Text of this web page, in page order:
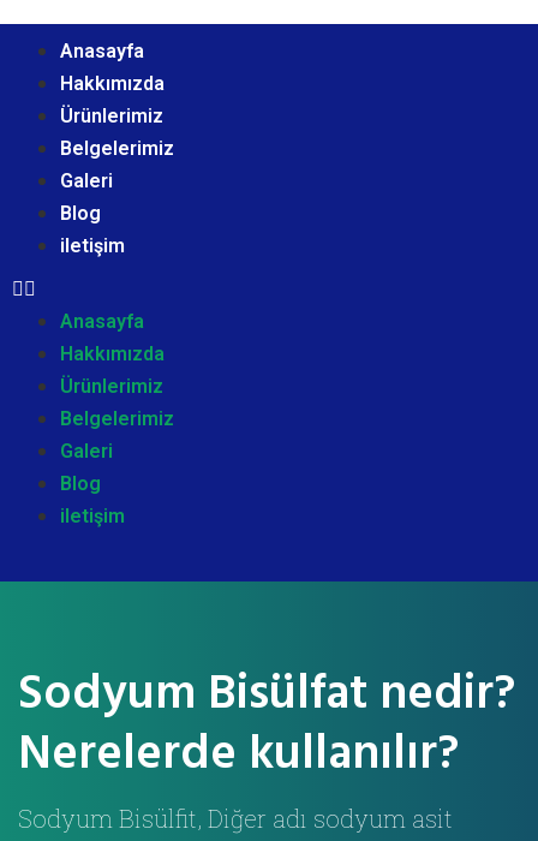
Anasayfa
Hakkımızda
Ürünlerimiz
Belgelerimiz
Galeri
Blog
iletişim
Anasayfa
Hakkımızda
Ürünlerimiz
Belgelerimiz
Galeri
Blog
iletişim
Sodyum Bisülfat nedir?
Nerelerde kullanılır?
Sodyum Bisülfit, Diğer adı sodyum asit